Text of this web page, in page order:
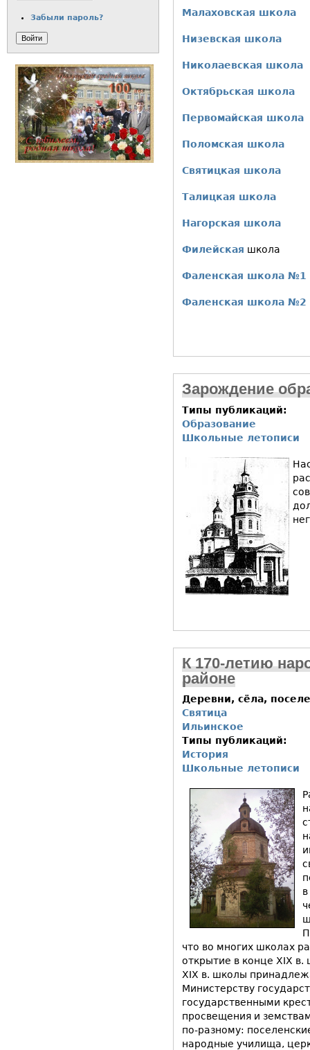
Малаховская школа
Низевская школа
Николаевская школа
Октябрьская школа
Первомайская школа
Поломская школа
Святицкая школа
Талицкая школа
Нагорская школа
Филейская школа
Фаленская школа №1
Фаленская школа №2
Зарождение
Типы публикаций:
Образование
Школьные летописи
К 170-летию
районе
Деревни, сёла,
Святица
Ильинское
Типы публикаций:
История
Школьные летописи
что во многих школах
открытие в конце ХIХ
ХIХ в. школы
Министерству
государственными
просвещения и
по-разному:
народные училища,
Забыли пароль?